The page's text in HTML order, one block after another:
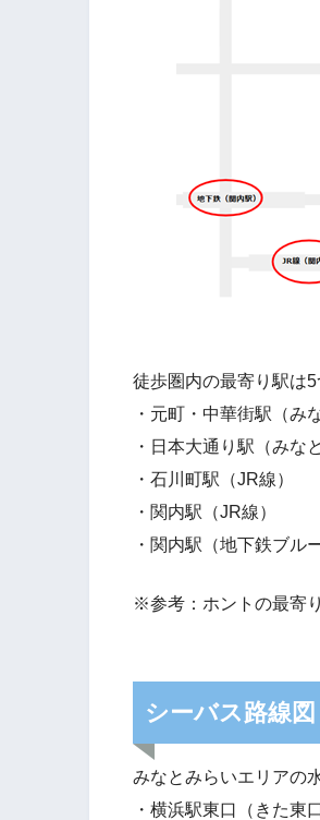
徒歩圏内の最寄り駅は5
・元町・中華街駅（み
・日本大通り駅（みな
・石川町駅（JR線）
・関内駅（JR線）
・関内駅（地下鉄ブル
※参考：ホントの最寄
シーバス路線図
みなとみらいエリアの
・横浜駅東口（きた東